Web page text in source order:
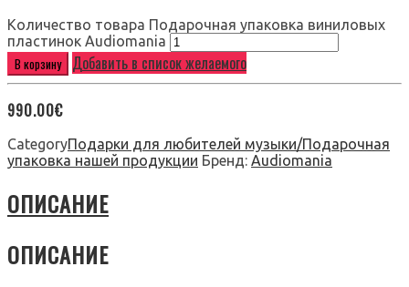
Количество товара Подарочная упаковка виниловых
пластинок Audiomania
В корзину Добавить в список желаемого
990.00€
CategoryПодарки для любителей музыки/Подарочная
упаковка нашей продукции Бренд: Audiomania
ОПИСАНИЕ
ОПИСАНИЕ